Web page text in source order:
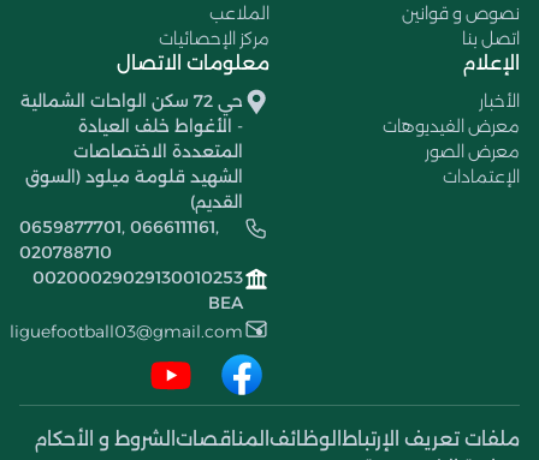
نصوص و قوانين
اتصل بنا
الملاعب
مركز الإحصائيات
الإعلام
الأخبار
معرض الفيديوهات
معرض الصور
الإعتمادات
معلومات الاتصال
حي 72 سكن الواحات الشمالية
- الأغواط خلف العيادة
المتعددة الاختصاصات
الشهيد قلومة ميلود (السوق
القديم)
0659877701, 0666111161,
020788710
00200029029130010253
BEA
liguefootball03@gmail.com
ملفات تعريف الإرتباط الوظائف المناقصات الشروط و الأحكام